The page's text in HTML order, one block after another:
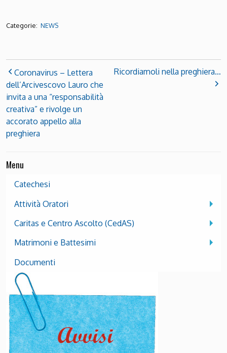
Categorie: NEWS
Coronavirus – Lettera
dell’Arcivescovo Lauro che
invita a una “responsabilità
creativa” e rivolge un
accorato appello alla
preghiera
Ricordiamoli nella preghiera…
Menu
Catechesi
Attività Oratori
Caritas e Centro Ascolto (CedAS)
Matrimoni e Battesimi
Documenti